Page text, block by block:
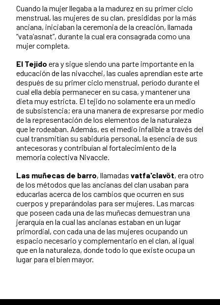
Cuando la mujer llegaba a la madurez en su primer ciclo
menstrual, las mujeres de su clan, presididas por la más
anciana, iniciaban la ceremonia de la creación, llamada
“vata’asnat”, durante la cual era consagrada como una
mujer completa.
El Tejido era y sigue siendo una parte importante en la
educación de las nivacchei, las cuales aprendían este arte
después de su primer ciclo menstrual, período durante el
cual ella debía permanecer en su casa, y mantener una
dieta muy estricta. El tejido no solamente era un medio
de subsistencia; era una manera de expresarse por medio
de la representación de los elementos de la naturaleza
que le rodeaban. Además, es el medio infalible a través del
cual transmitían su sabiduría personal, la esencia de sus
antecesoras y contribuían al fortalecimiento de la
memoria colectiva Nivaccle.
Las muñecas de barro, llamadas vatfa'clavöt, era otro
de los métodos que las ancianas del clan usaban para
educarlas acerca de los cambios que ocurren en sus
cuerpos y preparándolas para ser mujeres. Las marcas
que poseen cada una de las muñecas demuestran una
jerarquía en la cual las ancianas estaban en un lugar
primordial, con cada una de las mujeres ocupando un
espacio necesario y complementario en el clan, al igual
que en la naturaleza, donde todo lo que existe ocupa un
lugar para el bien mayor.